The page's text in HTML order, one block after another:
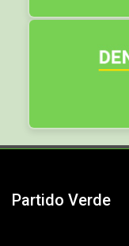
Partido Verde